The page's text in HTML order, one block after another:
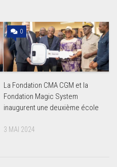
0
La Fondation CMA CGM et la
Fondation Magic System
inaugurent une deuxième école
3 MAI 2024